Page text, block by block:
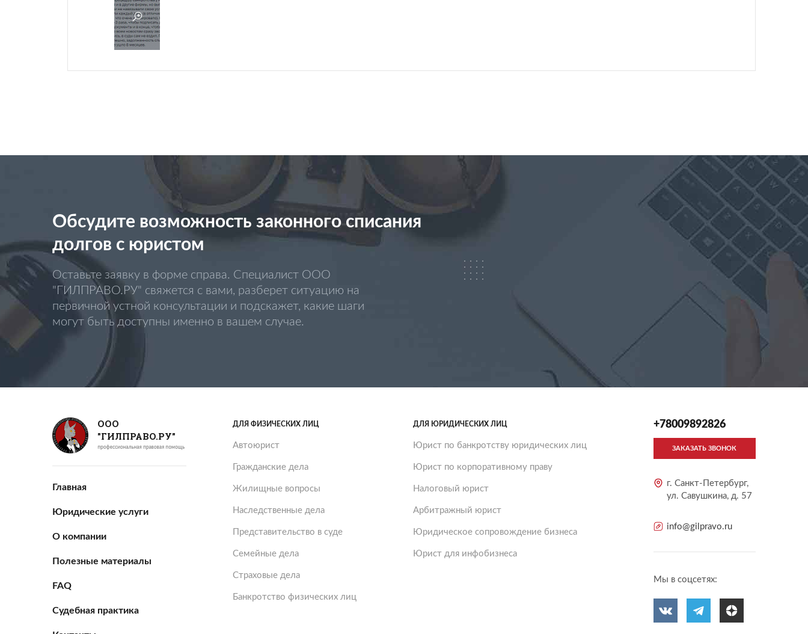
Обсудите возможность законного списания
долгов с юристом
Оставьте заявку в форме справа. Специалист ООО
"ГИЛПРАВО.РУ" свяжется с вами, разберет ситуацию на
первичной устной консультации и подскажет, какие шаги
могут быть доступны именно в вашем случае.
ООО
"ГИЛПРАВО.РУ"
Главная
Юридические услуги
О компании
Полезные материалы
FAQ
Судебная практика
ДЛЯ ФИЗИЧЕСКИХ ЛИЦ
Автоюрист
Гражданские дела
Жилищные вопросы
Наследственные дела
Представительство в суде
Семейные дела
Страховые дела
Банкротство физических лиц
ДЛЯ ЮРИДИЧЕСКИХ ЛИЦ
Юрист по банкротству юридических лиц
Юрист по корпоративному праву
Налоговый юрист
Арбитражный юрист
Юридическое сопровождение бизнеса
Юрист для инфобизнеса
+78009892826
ЗАКАЗАТЬ ЗВОНОК
г. Санкт-Петербург,
ул. Савушкина, д. 57
info@gilpravo.ru
Мы в соцсетях: